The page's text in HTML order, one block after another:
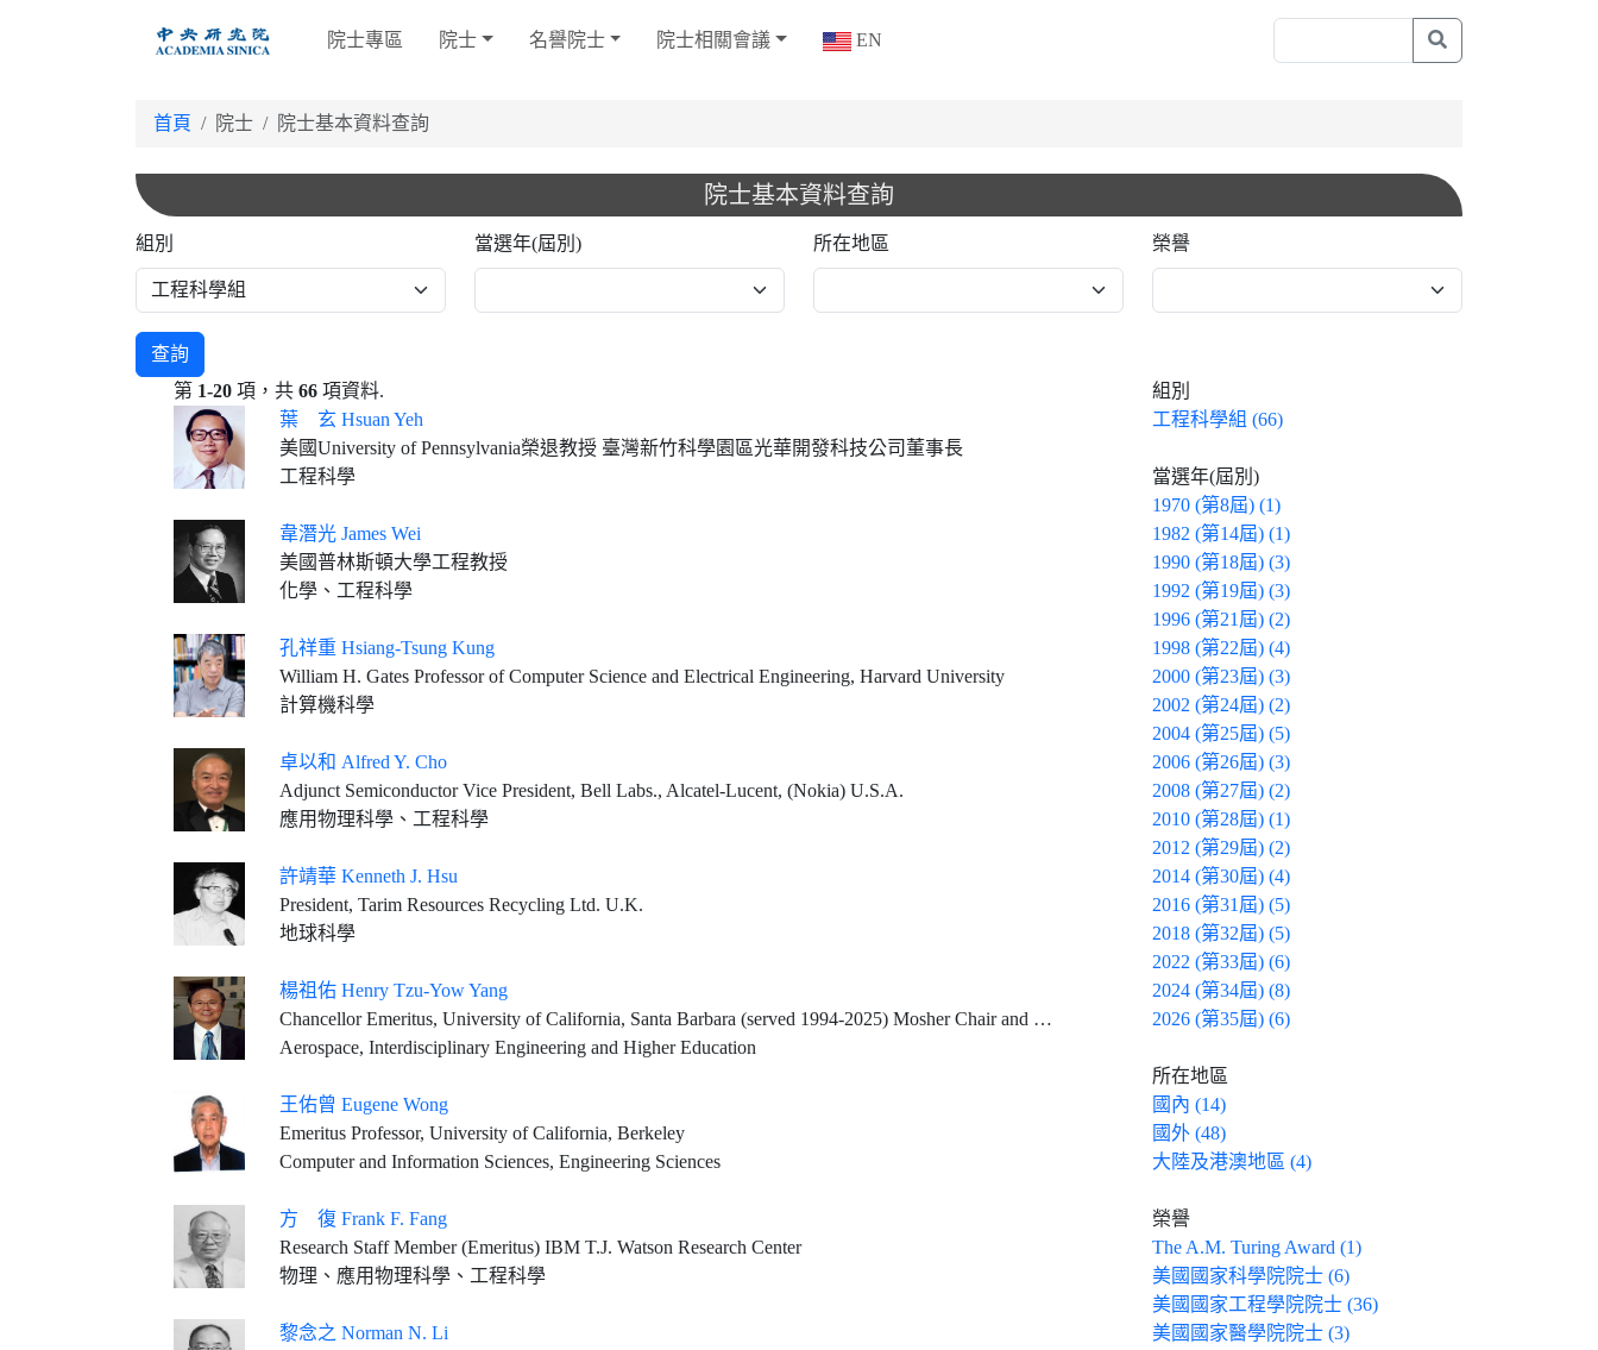
院士專區 院士 名譽院士 院士相關會議 EN
首頁 院士 院士基本資料查詢
院士基本資料查詢
組別 當選年(屆別) 所在地區 榮譽
查詢
第 1-20 項，共 66 項資料.
葉 玄 Hsuan Yeh
美國University of Pennsylvania榮退教授 臺灣新竹科學園區光華開發科技公司董事長
工程科學
韋潛光 James Wei
美國普林斯頓大學工程教授
化學、工程科學
孔祥重 Hsiang-Tsung Kung
William H. Gates Professor of Computer Science and Electrical Engineering, Harvard University
計算機科學
卓以和 Alfred Y. Cho
Adjunct Semiconductor Vice President, Bell Labs., Alcatel-Lucent, (Nokia) U.S.A.
應用物理科學、工程科學
許靖華 Kenneth J. Hsu
President, Tarim Resources Recycling Ltd. U.K.
地球科學
楊祖佑 Henry Tzu-Yow Yang
Chancellor Emeritus, University of California, Santa Barbara (served 1994-2025) Mosher Chair and Distinguished Professor, University of California, Santa Barbara (current) Chairman, Thirty Meter Telescope International Observatory Board (2007-present)
Aerospace, Interdisciplinary Engineering and Higher Education
王佑曾 Eugene Wong
Emeritus Professor, University of California, Berkeley
Computer and Information Sciences, Engineering Sciences
方 復 Frank F. Fang
Research Staff Member (Emeritus) IBM T.J. Watson Research Center
物理、應用物理科學、工程科學
黎念之 Norman N. Li
組別
工程科學組 (66)
當選年(屆別)
1970 (第8屆) (1)
1982 (第14屆) (1)
1990 (第18屆) (3)
1992 (第19屆) (3)
1996 (第21屆) (2)
1998 (第22屆) (4)
2000 (第23屆) (3)
2002 (第24屆) (2)
2004 (第25屆) (5)
2006 (第26屆) (3)
2008 (第27屆) (2)
2010 (第28屆) (1)
2012 (第29屆) (2)
2014 (第30屆) (4)
2016 (第31屆) (5)
2018 (第32屆) (5)
2022 (第33屆) (6)
2024 (第34屆) (8)
2026 (第35屆) (6)
所在地區
國內 (14)
國外 (48)
大陸及港澳地區 (4)
榮譽
The A.M. Turing Award (1)
美國國家科學院院士 (6)
美國國家工程學院院士 (36)
美國國家醫學院院士 (3)